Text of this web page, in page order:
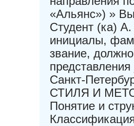
«Альянс») »
Студент (ка)
инициалы,
звание,
Санкт-
СТИЛЯ И
Понятие и